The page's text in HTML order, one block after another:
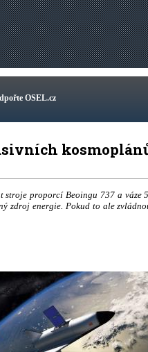
OSEL.cz
stroje proporcí Beoingu 737 a váze
zdroj energie. Pokud to ale